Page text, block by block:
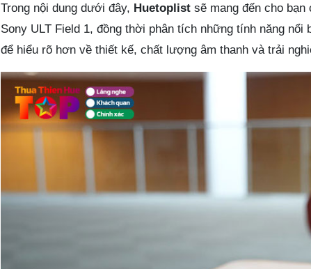
Trong nội dung dưới đây, Huetoplist sẽ mang đến cho bạn
Sony ULT Field 1, đồng thời phân tích những tính năng nổi
để hiểu rõ hơn về thiết kế, chất lượng âm thanh và trải